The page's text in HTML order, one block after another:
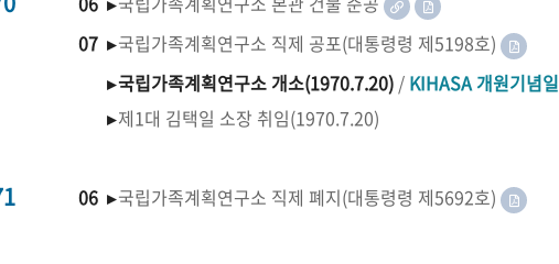
07 ▸국립가족계획연구소 직제 공포(대통령령 제5198호)
▸국립가족계획연구소 개소(1970.7.20) / KIHASA 개원기념일
▸제1대 김택일 소장 취임(1970.7.20)
06 ▸국립가족계획연구소 직제 폐지(대통령령 제5692호)